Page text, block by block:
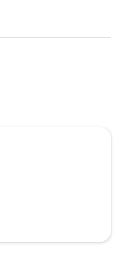
Wörth
gezwungen,
des
endete
und
der
der Zweite
Es starben